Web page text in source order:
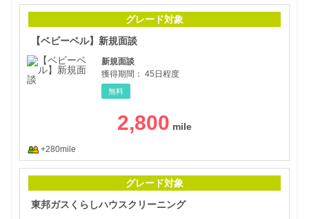
グレード対象
【ベビーベル】新規面談
新規面談
獲得期間： 45日程度
無料
2,800
+280mile
グレード対象
東邦ガスくらしハウスクリーニング